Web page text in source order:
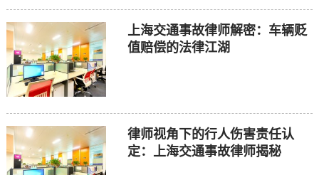
上海交通事故律师解密：车辆贬
值赔偿的法律江湖
律师视角下的行人伤害责任认
定：上海交通事故律师揭秘